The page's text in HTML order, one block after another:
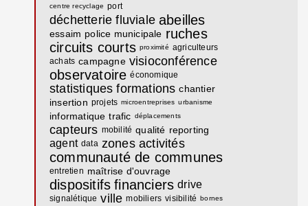
centre recyclage port
déchetterie fluviale abeilles
essaim police municipale ruches
circuits courts proximité agriculteurs
achats campagne visioconférence
observatoire économique
statistiques formations chantier
insertion projets microentreprises urbanisme
informatique trafic déplacements
capteurs mobilité qualité reporting
agent data zones activités
communauté de communes
entretien maîtrise d'ouvrage
dispositifs financiers drive
signalétique ville mobiliers visibilité bornes